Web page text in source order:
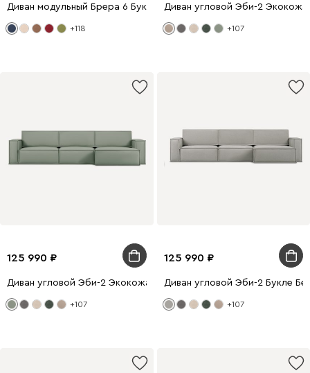
Диван модульный Брера 6 Букле Синий
+118
Диван угловой Эби-2
+107
125 990
Диван угловой Эби-2 Экокожа Оливковый
+107
125 990
Диван угловой Эби-2 Букле
+107